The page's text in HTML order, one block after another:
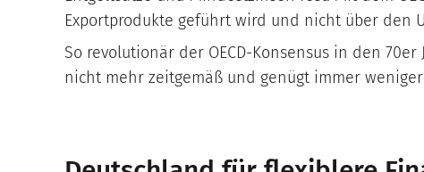
Exportprodukte geführt wird und nicht über den
So revolutionär der OECD-Konsensus in den
nicht mehr zeitgemäß und genügt immer